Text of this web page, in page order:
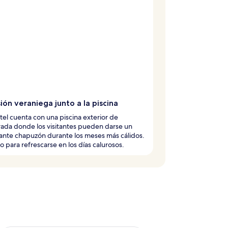
veraniega junto a la piscina
cuenta con una piscina exterior de
donde los visitantes pueden darse un
chapuzón durante los meses más cálidos.
para refrescarse en los días calurosos.